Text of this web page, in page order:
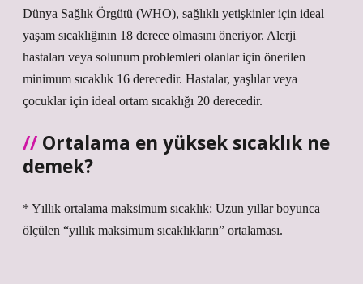
Dünya Sağlık Örgütü (WHO), sağlıklı yetişkinler için ideal
yaşam sıcaklığının 18 derece olmasını öneriyor. Alerji
hastaları veya solunum problemleri olanlar için önerilen
minimum sıcaklık 16 derecedir. Hastalar, yaşlılar veya
çocuklar için ideal ortam sıcaklığı 20 derecedir.
Ortalama en yüksek sıcaklık ne
demek?
* Yıllık ortalama maksimum sıcaklık: Uzun yıllar boyunca
ölçülen “yıllık maksimum sıcaklıkların” ortalaması.